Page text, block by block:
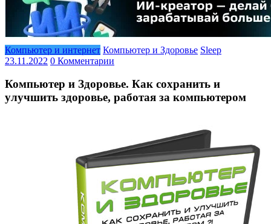
Компьютер и интернет Компьютер и Здоровье Sleep
23.11.2022 0 Комментарии
Компьютер и Здоровье. Как сохранить и
улучшить здоровье, работая за компьютером